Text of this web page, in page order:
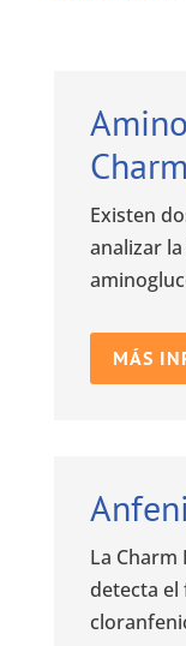
Existen
analizar
MÁS
La Charm
detecta